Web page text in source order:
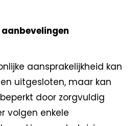
aansprakelijkheid kan
uitgesloten, maar kan
door zorgvuldig
volgen enkele